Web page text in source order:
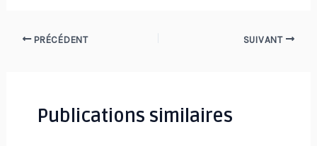
Navigation
PRÉCÉDENT SUIVANT
Publications similaires